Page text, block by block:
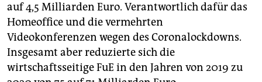
auf 4,5 Milliarden Euro. Verantwortlich dafür das
Homeoffice und die vermehrten
Videokonferenzen wegen des Coronalockdowns.
Insgesamt aber reduzierte sich die
wirtschaftsseitige FuE in den Jahren von 2019 zu